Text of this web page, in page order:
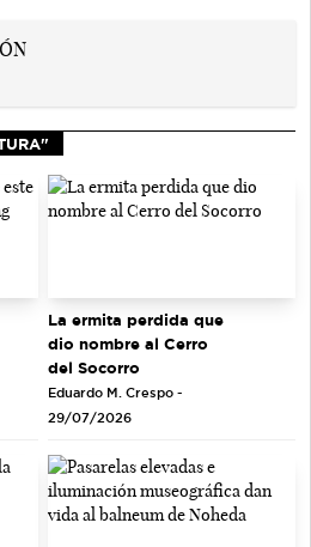
La ermita perdida que
dio nombre al Cerro
del Socorro
Eduardo M. Crespo -
29/07/2026